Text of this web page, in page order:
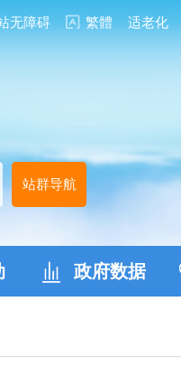
无障碍 繁體 适老化
站群导航
政府数据